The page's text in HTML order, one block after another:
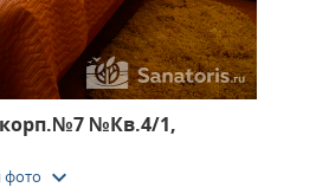
№Кв.4/1,
фото keyboard_arrow_down